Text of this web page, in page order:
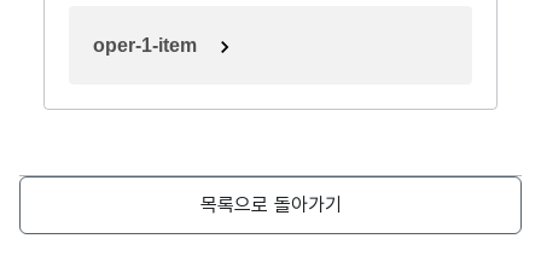
oper-1-item
목록으로 돌아가기